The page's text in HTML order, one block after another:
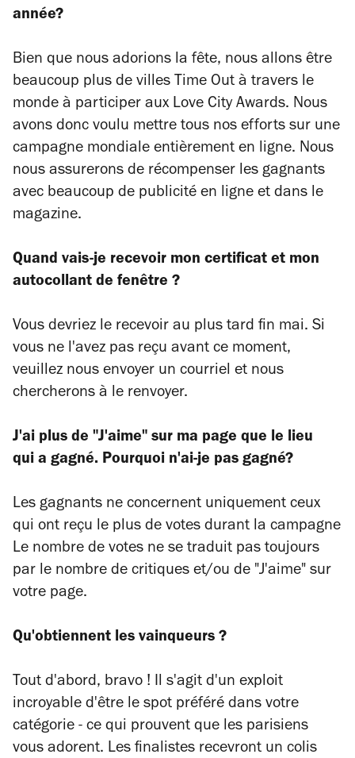
année?
Bien que nous adorions la fête, nous allons être
beaucoup plus de villes Time Out à travers le
monde à participer aux Love City Awards. Nous
avons donc voulu mettre tous nos efforts sur une
campagne mondiale entièrement en ligne. Nous
nous assurerons de récompenser les gagnants
avec beaucoup de publicité en ligne et dans le
magazine.
Quand vais-je recevoir mon certificat et mon
autocollant de fenêtre ?
Vous devriez le recevoir au plus tard fin mai. Si
vous ne l'avez pas reçu avant ce moment,
veuillez nous envoyer un courriel et nous
chercherons à le renvoyer.
J'ai plus de "J'aime" sur ma page que le lieu
qui a gagné. Pourquoi n'ai-je pas gagné?
Les gagnants ne concernent uniquement ceux
qui ont reçu le plus de votes durant la campagne
Le nombre de votes ne se traduit pas toujours
par le nombre de critiques et/ou de "J'aime" sur
votre page.
Qu'obtiennent les vainqueurs ?
Tout d'abord, bravo ! Il s'agit d'un exploit
incroyable d'être le spot préféré dans votre
catégorie - ce qui prouvent que les parisiens
vous adorent. Les finalistes recevront un colis